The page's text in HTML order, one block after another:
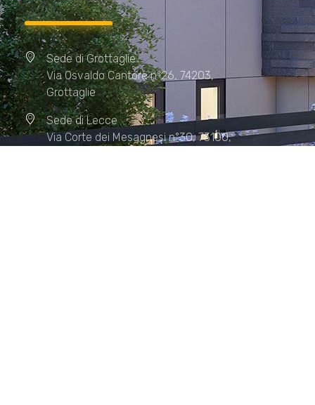
Sede di Grottaglie
Via Osvaldo Cantore n°26, 74203,
Grottaglie
Sede di Lecce
Via Corte dei Mesagnesi n°30, 73100,